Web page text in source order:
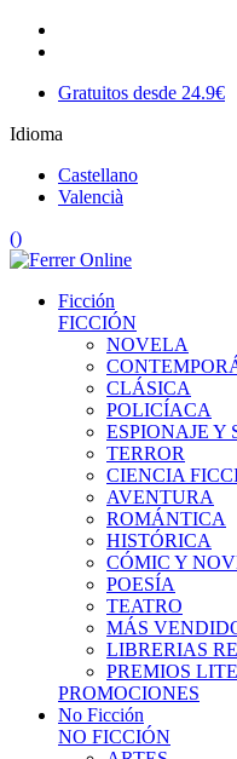
Gratuitos desde 24.9€
Idioma
Castellano
Valencià
()
Ficción
FICCIÓN
NOVELA
CLÁSICA
POLICÍACA
ESPIONAJE Y
TERROR
CIENCIA
AVENTURA
ROMÁNTICA
HISTÓRICA
CÓMIC Y
POESÍA
TEATRO
MÁS
LIBRERIAS
PREMIOS
PROMOCIONES
No Ficción
NO FICCIÓN